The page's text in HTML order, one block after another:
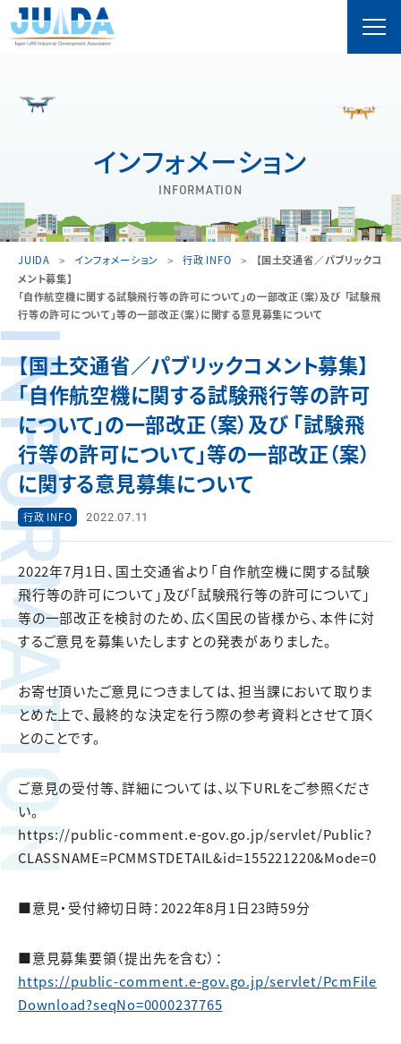
インフォメーション
INFORMATION
JUIDA インフォメーション 行政 INFO
【国土交通省／パブリックコ
メント募集】
「自作航空機に関する試験飛行等の許可について」の一部改正（案）及び 「試験飛
行等の許可について」等の一部改正（案）に関する意見募集について
【国土交通省／パブリックコメント募集】
「自作航空機に関する試験飛行等の許可
について」の一部改正（案）及び 「試験飛
行等の許可について」等の一部改正（案）
に関する意見募集について
行政 INFO 2022.07.11
2022年7月1日、国土交通省より「自作航空機に関する試験
飛行等の許可について」及び「試験飛行等の許可について」
等の一部改正を検討のため、広く国民の皆様から、本件に対
するご意見を募集いたしますとの発表がありました。
お寄せ頂いたご意見につきましては、担当課において取りま
とめた上で、最終的な決定を行う際の参考資料とさせて頂く
とのことです。
ご意見の受付等、詳細については、以下URLをご参照くださ
い。
https://public-comment.e-gov.go.jp/servlet/Public?
CLASSNAME=PCMMSTDETAIL&id=155221220&Mode=0
■意見・受付締切日時：2022年8月1日23時59分
■意見募集要領（提出先を含む）：
https://public-comment.e-gov.go.jp/servlet/PcmFile
Download?seqNo=0000237765